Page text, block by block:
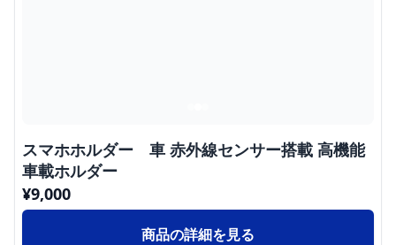
スマホホルダー 車 赤外線センサー搭載 高機能
車載ホルダー
¥9,000
商品の詳細を見る